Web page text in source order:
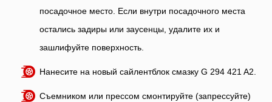
посадочное место. Если внутри посадочного места
остались задиры или заусенцы, удалите их и
зашлифуйте поверхность.
Нанесите на новый сайлентблок смазку G 294 421 A2.
Съемником или прессом смонтируйте (запрессуйте)